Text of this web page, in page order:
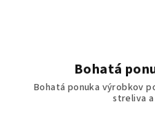
Bohatá
Bohatá ponuka výrobkov
streliva